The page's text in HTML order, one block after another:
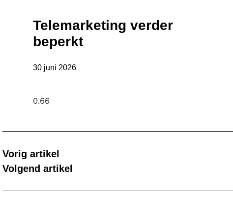
Telemarketing verder
beperkt
30 juni 2026
Vorig artikel
Volgend artikel